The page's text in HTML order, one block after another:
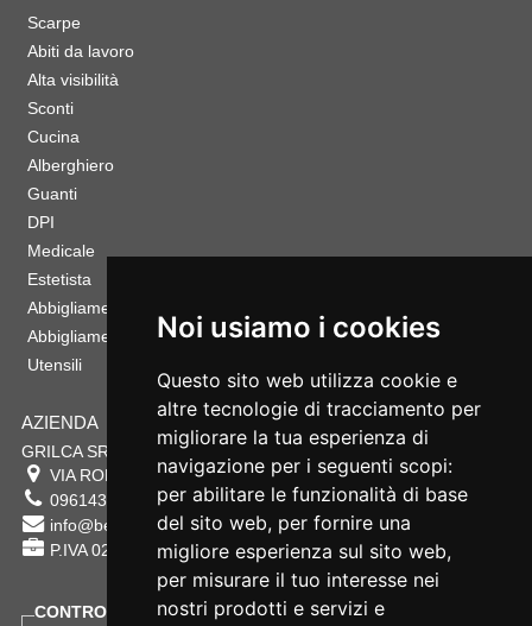
Noi usiamo i cookies
Questo sito web utilizza cookie e
altre tecnologie di tracciamento per
migliorare la tua esperienza di
navigazione per i seguenti scopi:
per abilitare le funzionalità di base
del sito web, per fornire una
migliore esperienza sul sito web,
per misurare il tuo interesse nei
nostri prodotti e servizi e
Scarpe
Abiti da lavoro
Alta visibilità
Sconti
Cucina
Alberghiero
Guanti
DPI
Medicale
Estetista
Abbigliamento Sportivo
Abbigliamento Bambino
Utensili
AZIENDA
GRILCA SRL
VIA ROMA 180 88054 SERSALE CZ
0961432177
info@bestsafety.it
P.IVA 02342180797
CONTROLLA LO STATO DEL TUO ORDINE